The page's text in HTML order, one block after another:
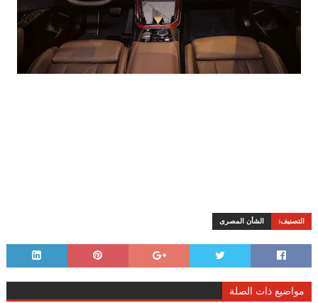
التصنيف: الشأن المصرى
مواضيع ذات الصلة